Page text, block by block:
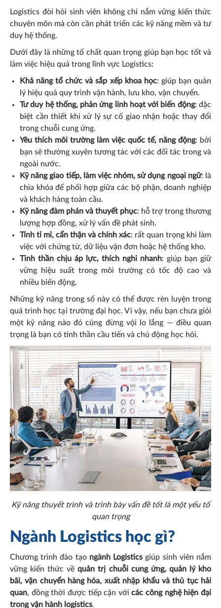
Logistics đòi hỏi sinh viên không chỉ nắm vững kiến thức
chuyên môn mà còn cần phát triển các kỹ năng mềm và tư
duy hệ thống.
Dưới đây là những tố chất quan trọng giúp bạn học tốt và
làm việc hiệu quả trong lĩnh vực Logistics:
Khả năng tổ chức và sắp xếp khoa học: giúp bạn quản
lý hiệu quả quy trình vận hành, lưu kho, vận chuyển.
Tư duy hệ thống, phản ứng linh hoạt với biến động: đặc
biệt cần thiết khi xử lý sự cố giao nhận hoặc thay đổi
trong chuỗi cung ứng.
Yêu thích môi trường làm việc quốc tế, năng động: bởi
bạn sẽ thường xuyên tương tác với các đối tác trong và
ngoài nước.
Kỹ năng giao tiếp, làm việc nhóm, sử dụng ngoại ngữ: là
chìa khóa để phối hợp giữa các bộ phận, doanh nghiệp
và khách hàng toàn cầu.
Kỹ năng đàm phán và thuyết phục: hỗ trợ trong thương
lượng hợp đồng, xử lý vấn đề phát sinh.
Tính tỉ mỉ, cẩn thận và chính xác: rất quan trọng khi làm
việc với chứng từ, dữ liệu vận đơn hoặc hệ thống kho.
Tinh thần chịu áp lực, thích nghi nhanh: giúp bạn giữ
vững hiệu suất trong môi trường có tốc độ cao và
nhiều biến động.
Những kỹ năng trong số này có thể được rèn luyện trong
quá trình học tại trường đại học. Vì vậy, nếu bạn chưa giỏi
một kỹ năng nào đó cũng đừng vội lo lắng — điều quan
trọng là bạn có tinh thần cầu tiến và chủ động học hỏi.
Kỹ năng thuyết trình và trình bày vấn đề tốt là một yếu tố
quan trọng
Ngành Logistics học gì?
Chương trình đào tạo ngành Logisticsgiúp sinh viên nắm
vững kiến thức vềquản trị chuỗi cung ứng, quản lý kho
bãi, vận chuyển hàng hóa, xuất nhập khẩu và thủ tục hải
quan, đồng thời được tiếp cận vớicác công nghệ hiện đại
trong vận hành logistics.